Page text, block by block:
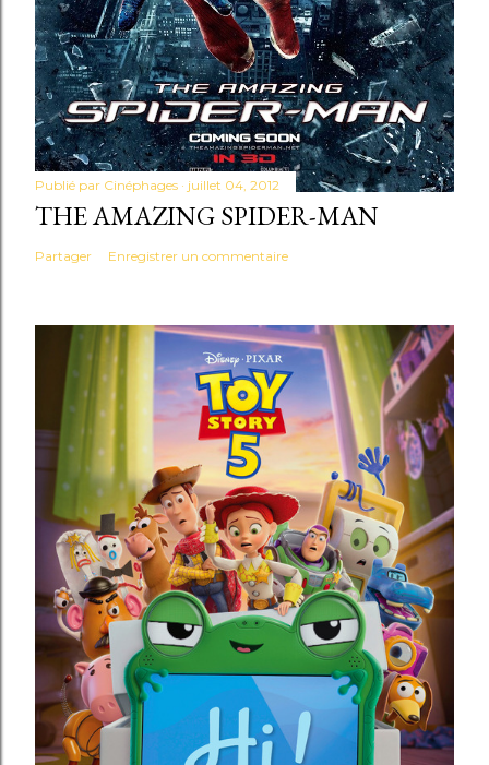
Publié par Cinéphages juillet 04, 2012
THE AMAZING SPIDER-MAN
Partager Enregistrer un commentaire